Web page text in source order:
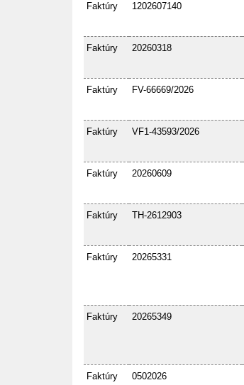
Faktúry 1202607140
Faktúry 20260318
Faktúry FV-66669/2026
Faktúry VF1-43593/2026
Faktúry 20260609
Faktúry TH-2612903
Faktúry 20265331
Faktúry 20265349
Faktúry 0502026